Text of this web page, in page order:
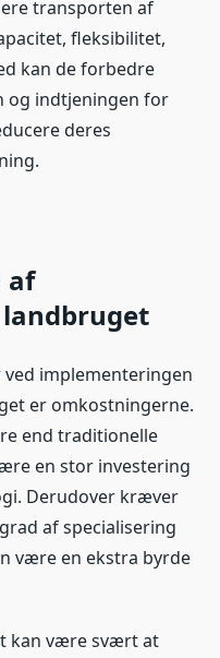
transporten af
fleksibilitet,
kan de forbedre
og indtjeningen for
deres
af
implementeringen
er omkostningerne.
end traditionelle
en stor investering
Derudover kræver
af specialisering
være en ekstra byrde
kan være svært at